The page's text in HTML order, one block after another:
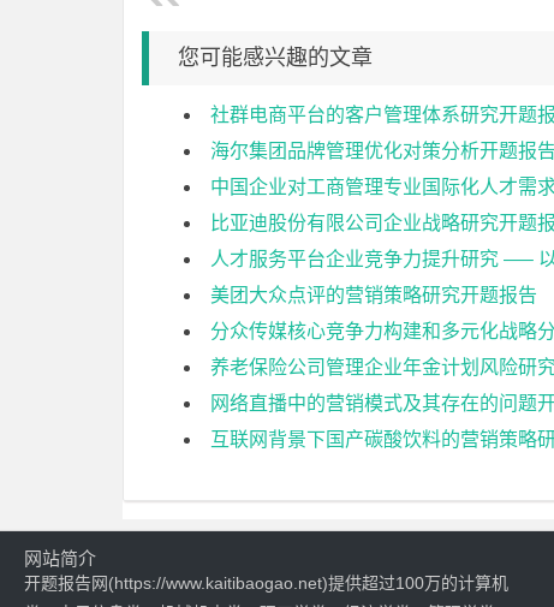
您可能感兴趣的文章
社群电商平台的客户管理体系研究开题
海尔集团品牌管理优化对策分析开题报告
中国企业对工商管理专业国际化人才需
比亚迪股份有限公司企业战略研究开题
人才服务平台企业竞争力提升研究 —–
美团大众点评的营销策略研究开题报告
分众传媒核心竞争力构建和多元化战略
养老保险公司管理企业年金计划风险研
网络直播中的营销模式及其存在的问题
互联网背景下国产碳酸饮料的营销策
网站简介
开题报告网(https://www.kaitibaogao.net)提供超过100万的计算机